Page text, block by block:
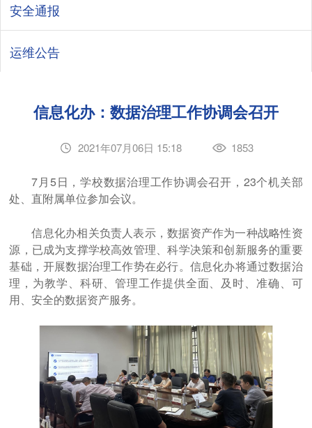
安全通报
运维公告
信息化办：数据治理工作协调会召开
2021年07月06日 15:18 1853
7月5日，学校数据治理工作协调会召开，23个机关部
处、直附属单位参加会议。
信息化办相关负责人表示，数据资产作为一种战略性资
源，已成为支撑学校高效管理、科学决策和创新服务的重要
基础，开展数据治理工作势在必行。信息化办将通过数据治
理，为教学、科研、管理工作提供全面、及时、准确、可
用、安全的数据资产服务。